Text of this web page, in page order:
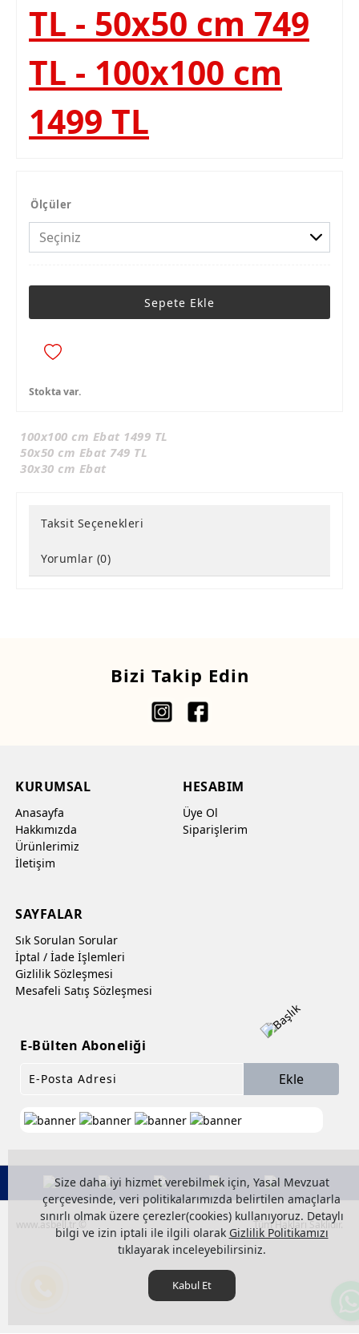
TL - 50x50 cm 749
TL - 100x100 cm
1499 TL
Ölçüler
Sepete Ekle
Stokta var.
100x100 cm Ebat 1499 TL
50x50 cm Ebat 749 TL
30x30 cm Ebat
Taksit Seçenekleri
Yorumlar (0)
Size daha iyi hizmet verebilmek için, Yasal Mevzuat
çerçevesinde, veri politikalarımızda belirtilen amaçlarla
sınırlı olmak üzere çerezler(cookies) kullanıyoruz. Detaylı
bilgi ve izin iptali ile ilgili olarak Gizlilik Politikamızı
tıklayarak inceleyebilirsiniz.
Kabul Et
Bizi Takip Edin
KURUMSAL
Anasayfa
Hakkımızda
Ürünlerimiz
İletişim
HESABIM
Üye Ol
Siparişlerim
SAYFALAR
Sık Sorulan Sorular
İptal / İade İşlemleri
Gizlilik Sözleşmesi
Mesafeli Satış Sözleşmesi
E-Bülten Aboneliği
Ekle
www.asbell.tr © Tüm Hakları Saklıdır.